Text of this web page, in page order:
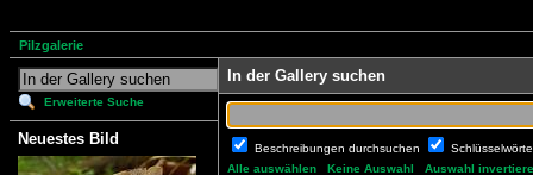
Pilzgalerie
Erweiterte Suche
Neuestes Bild
In der Gallery suchen
Beschreibungen durchsuchen
Alle auswählen
Keine Auswahl Auswahl